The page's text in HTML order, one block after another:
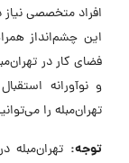
افراد متخصصی
این چشم‌انداز
فضای کار در
و نوآورانه
تهران‌مبله را
توجه: